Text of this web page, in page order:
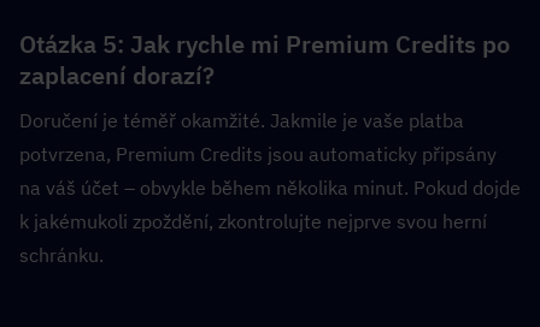
Otázka 5: Jak rychle mi Premium Credits po
zaplacení dorazí?
Doručení je téměř okamžité. Jakmile je vaše platba
potvrzena, Premium Credits jsou automaticky připsány
na váš účet – obvykle během několika minut. Pokud dojde
k jakémukoli zpoždění, zkontrolujte nejprve svou herní
schránku.